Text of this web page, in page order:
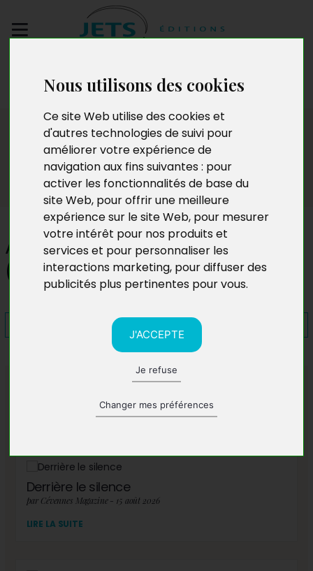
Nous utilisons des cookies
Ce site Web utilise des cookies et
d'autres technologies de suivi pour
améliorer votre expérience de
navigation aux fins suivantes : pour
activer les fonctionnalités de base du
site Web, pour offrir une meilleure
expérience sur le site Web, pour mesurer
votre intérêt pour nos produits et
services et pour personnaliser les
interactions marketing, pour diffuser des
publicités plus pertinentes pour vous.
J'ACCEPTE
Je refuse
Changer mes préférences
manuscrit
Presse
A quel sein se vouer
(Samantha Nobilo)
A lire également
Derrière le silence
par Cévennes Magazine - 15 août 2026
LIRE LA SUITE